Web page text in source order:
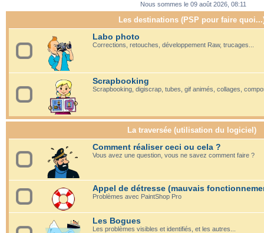
Nous sommes le 09 août 2026, 08:11
Les destinations (PSP pour faire
Labo photo
Corrections, retouches, développement Raw, trucages...
Scrapbooking
Scrapbooking, digiscrap, tubes, gif animés, collages,
La traversée (utilisation du logiciel)
Comment réaliser ceci ou cela ?
Vous avez une question, vous ne savez comment faire ?
Appel de détresse (mauvais
Problèmes avec PaintShop Pro
Les Bogues
Les problèmes visibles et identifiés, et les autres...